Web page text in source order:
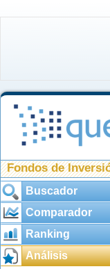
Fondos de
Buscador
Comparador
Ranking
Análisis